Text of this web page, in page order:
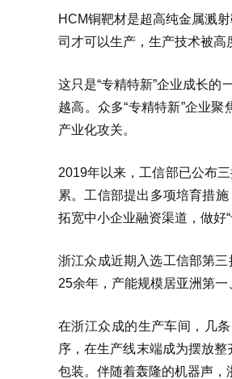
HCM铜靶材是超高纯金属溅
司才可以生产，生产技术被高
这只是“专精特新”企业成长的
越高。众多“专精特新”企业聚
产业化攻关。
2019年以来，工信部已公布
累。工信部提出多项培育措
拓宽中小企业融资渠道，做好
浙江众成近期入选工信部第
25余年，产能规模居亚洲第一
在浙江众成的生产车间，几
序，在生产线末端成为摆放
包装。伴随着轰隆的机器声，